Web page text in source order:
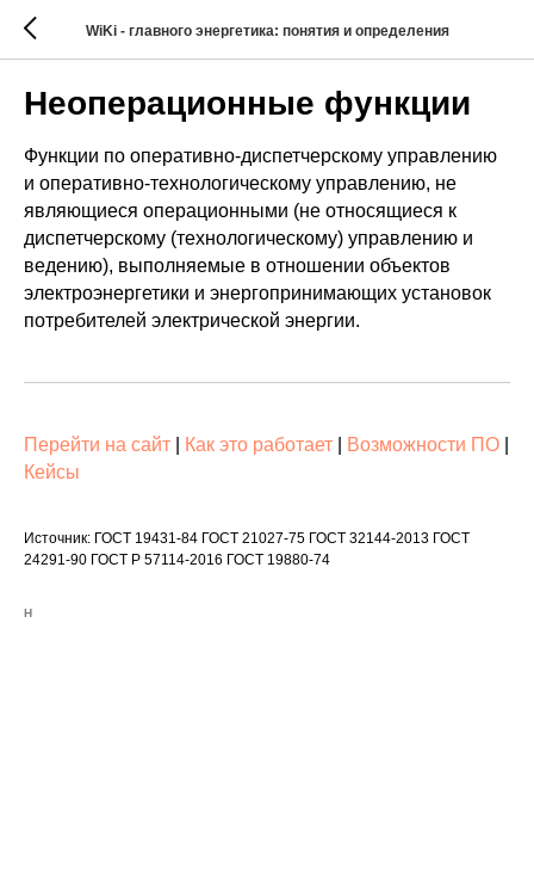
WiKi - главного энергетика: понятия и определения
Неоперационные функции
Функции по оперативно-диспетчерскому управлению
и оперативно-технологическому управлению, не
являющиеся операционными (не относящиеся к
диспетчерскому (технологическому) управлению и
ведению), выполняемые в отношении объектов
электроэнергетики и энергопринимающих установок
потребителей электрической энергии.
Перейти на сайт Как это работает Возможности ПО
Кейсы
Источник: ГОСТ 19431-84 ГОСТ 21027-75 ГОСТ 32144-2013 ГОСТ
24291-90 ГОСТ Р 57114-2016 ГОСТ 19880-74
Н